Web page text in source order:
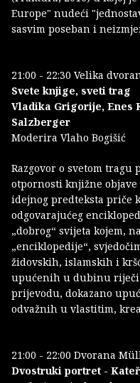
Europe" nudeći
sasvim poseban i
21:00 - 22:30 Velika
Svete knjige, sveti trag
Vladika Grigorije, Enes
Salzberger
Moderira Vlaho Bogišić
Razgovor o svetom tragu
otpornosti knjižne
idejnog predteksta priče
odgovarajućeg
„dobrog“ svijeta kojem,
„enciklopedije“,
židovskih, islamskih i
upućenih u dubinu
prijevodu, dokazano
odvažnih u vlastitim,
21:00 - 22:00 Dvorana
Dvostruki portret -